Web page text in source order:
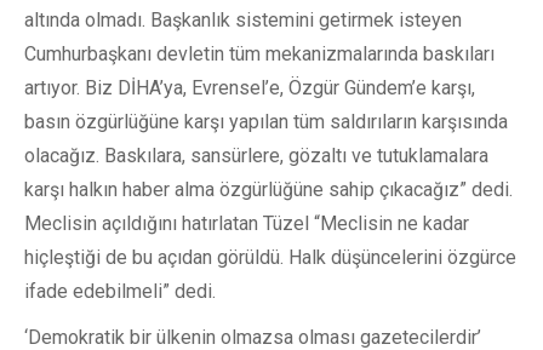
altında olmadı. Başkanlık sistemini getirmek isteyen
Cumhurbaşkanı devletin tüm mekanizmalarında baskıları
artıyor. Biz DİHA’ya, Evrensel’e, Özgür Gündem’e karşı,
basın özgürlüğüne karşı yapılan tüm saldırıların karşısında
olacağız. Baskılara, sansürlere, gözaltı ve tutuklamalara
karşı halkın haber alma özgürlüğüne sahip çıkacağız” dedi.
Meclisin açıldığını hatırlatan Tüzel “Meclisin ne kadar
hiçleştiği de bu açıdan görüldü. Halk düşüncelerini özgürce
ifade edebilmeli” dedi.
‘Demokratik bir ülkenin olmazsa olması gazetecilerdir’